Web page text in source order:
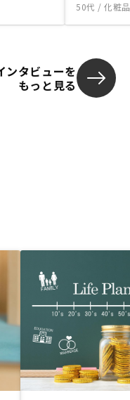
50代 / 化粧
ンタビューを
もっと見る